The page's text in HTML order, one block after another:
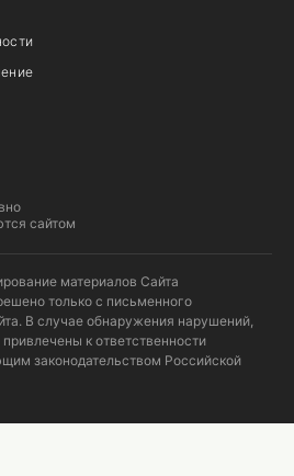
сайтом
материалов Сайта
только с письменного
В случае обнаружения нарушений,
к ответственности
законодательством Российской